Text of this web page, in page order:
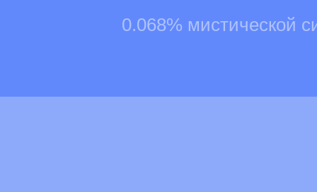
0.068% мистической